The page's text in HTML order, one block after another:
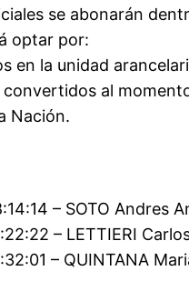
se abonarán
optar por:
en la unidad
al
Nación.
– SOTO Andres
– LETTIERI
– QUINTANA